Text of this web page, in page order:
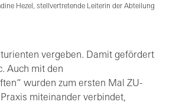
Hezel, stellvertretende Leiterin der Abteilung
vergeben. Damit gefördert
Auch mit den
wurden zum ersten Mal ZU-
miteinander verbindet,